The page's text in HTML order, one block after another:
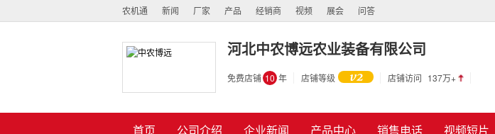
农机通 新闻 厂家 产品 经销商 视频 展会 问答
河北中农博远农业装备有限公司
免费店铺 10 年 店铺等级 店铺访问 137万+
首页 公司介绍 企业新闻 产品中心 销售电话 视频短片